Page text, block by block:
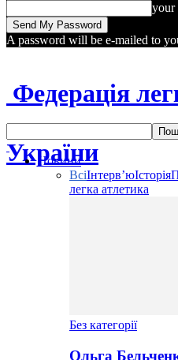
your
A password will be e-mailed to
Федерація
України
Новини
ВсіІнтерв’юІсторія
легка атлетика
Без категорії
Ольга